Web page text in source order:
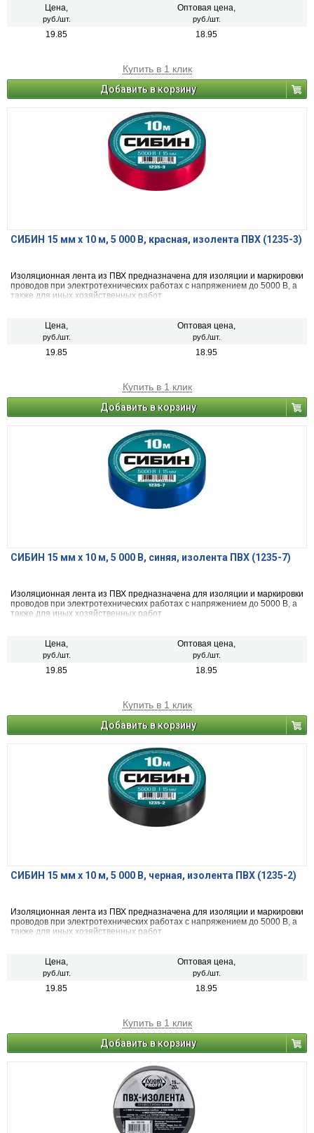
Цена,
руб./шт.
Оптовая цена,
руб./шт.
19.85 18.95
Купить в 1 клик
Добавить в корзину
СИБИН 15 мм х 10 м, 5 000 В, красная, изолента ПВХ (1235-3)
Изоляционная лента из ПВХ предназначена для изоляции и маркировки
проводов при электротехнических работах с напряжением до 5000 В, а
также для иных хозяйственных работ
Цена,
руб./шт.
Оптовая цена,
руб./шт.
19.85 18.95
Купить в 1 клик
Добавить в корзину
СИБИН 15 мм х 10 м, 5 000 В, синяя, изолента ПВХ (1235-7)
Изоляционная лента из ПВХ предназначена для изоляции и маркировки
проводов при электротехнических работах с напряжением до 5000 В, а
также для иных хозяйственных работ
Цена,
руб./шт.
Оптовая цена,
руб./шт.
19.85 18.95
Купить в 1 клик
Добавить в корзину
СИБИН 15 мм х 10 м, 5 000 В, черная, изолента ПВХ (1235-2)
Изоляционная лента из ПВХ предназначена для изоляции и маркировки
проводов при электротехнических работах с напряжением до 5000 В, а
также для иных хозяйственных работ
Цена,
руб./шт.
Оптовая цена,
руб./шт.
19.85 18.95
Купить в 1 клик
Добавить в корзину